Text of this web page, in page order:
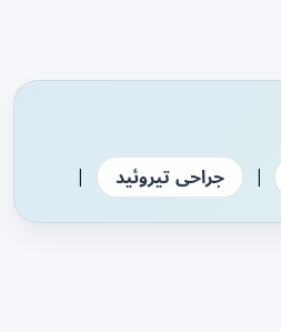
| جراحی تیروئید |